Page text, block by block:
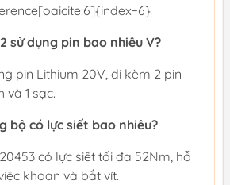
sử dụng pin bao nhiêu V?
pin Lithium 20V, đi kèm 2 pin
và 1 sạc.
bộ có lực siết bao nhiêu?
có lực siết tối đa 52Nm, hỗ
khoan và bắt vít.